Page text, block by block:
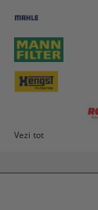
Vezi tot